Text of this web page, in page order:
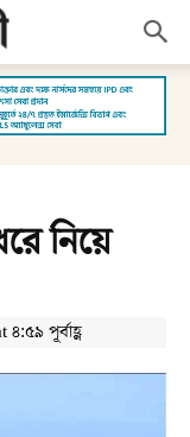
নিয়ে
পূর্বাহ্ণ